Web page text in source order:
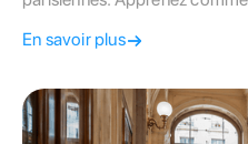
En savoir plus